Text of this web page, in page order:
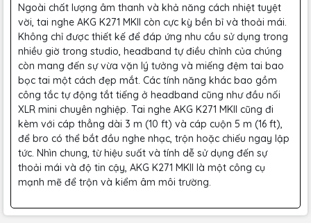
Ngoài chất lượng âm thanh và khả năng cách nhiệt tuyệt
vời, tai nghe AKG K271 MKII còn cực kỳ bền bỉ và thoải mái.
Không chỉ được thiết kế để đáp ứng nhu cầu sử dụng trong
nhiều giờ trong studio, headband tự điều chỉnh của chúng
còn mang đến sự vừa vặn lý tưởng và miếng đệm tai bao
bọc tai một cách đẹp mắt. Các tính năng khác bao gồm
công tắc tự động tắt tiếng ở headband cũng như đầu nối
XLR mini chuyên nghiệp. Tai nghe AKG K271 MKII cũng đi
kèm với cáp thẳng dài 3 m (10 ft) và cáp cuộn 5 m (16 ft),
để bro có thể bắt đầu nghe nhạc, trộn hoặc chiếu ngay lập
tức. Nhìn chung, từ hiệu suất và tính dễ sử dụng đến sự
thoải mái và độ tin cậy, AKG K271 MKII là một công cụ
mạnh mẽ để trộn và kiểm âm môi trường.